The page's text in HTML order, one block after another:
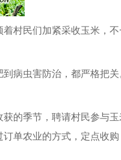
村民们加紧采收玉米，
病虫害防治，都严格把
的季节，聘请村民参与
单农业的方式，定点收